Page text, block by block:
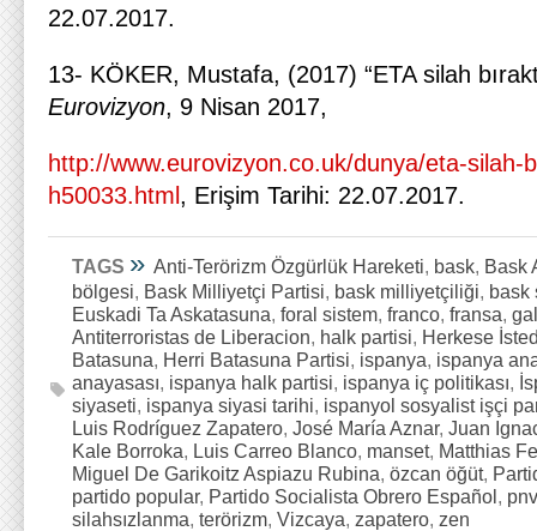
22.07.2017.
13- KÖKER, Mustafa, (2017) “ETA silah
Eurovizyon, 9 Nisan 2017,
http://www.eurovizyon.co.uk/dunya/eta-silah-
h50033.html , Erişim Tarihi: 22.07.2017.
TAGS » Anti-Terörizm Özgürlük Hareketi, bask, Bask
bölgesi, Bask Milliyetçi Partisi, bask milliyetçiliği, bask
Euskadi Ta Askatasuna, foral sistem, franco, fransa, gal
Antiterroristas de Liberacion, halk partisi, Herkese
Batasuna, Herri Batasuna Partisi, ispanya, ispanya
anayasası, ispanya halk partisi, ispanya iç politikası,
siyaseti, ispanya siyasi tarihi, ispanyol sosyalist işçi
Luis Rodríguez Zapatero, José María Aznar, Juan
Kale Borroka, Luis Carreo Blanco, manset, Matthias
Miguel De Garikoitz Aspiazu Rubina, özcan öğüt,
partido popular, Partido Socialista Obrero Español, pnv
silahsızlanma, terörizm, Vizcaya, zapatero, zen